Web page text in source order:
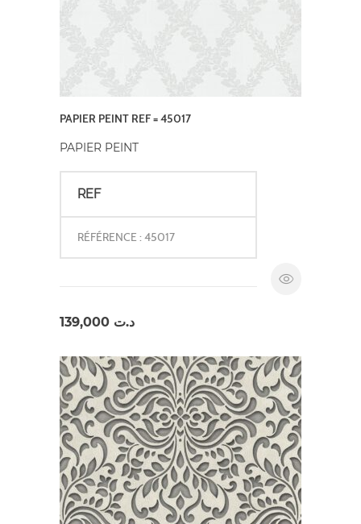
PAPIER PEINT REF = 45017
PAPIER PEINT
REF
RÉFÉRENCE : 45017
د.ت